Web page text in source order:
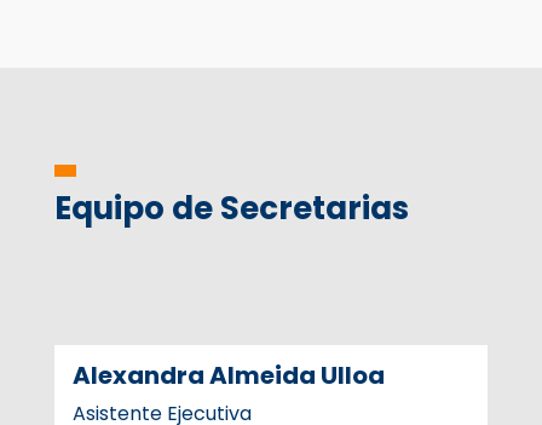
Equipo de Secretarias
Alexandra Almeida Ulloa
Asistente Ejecutiva